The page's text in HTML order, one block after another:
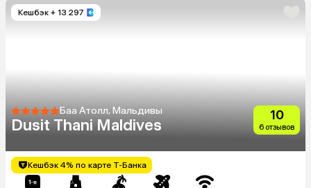
Кешбэк + 13 297
Баа Атолл, Мальдивы
Dusit Thani Maldives
10
6 отзывов
Кешбэк 4% по карте Т-Банка